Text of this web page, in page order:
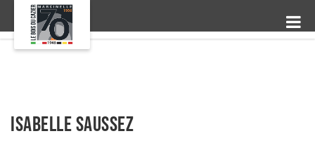
Isabelle Saussez